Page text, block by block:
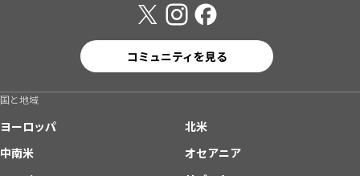
コミュニティを見る
国と地域
ヨーロッパ
北米
中南米
オセアニア